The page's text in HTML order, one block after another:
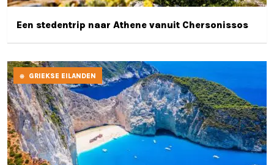
Een stedentrip naar Athene vanuit Chersonissos
GRIEKSE EILANDEN